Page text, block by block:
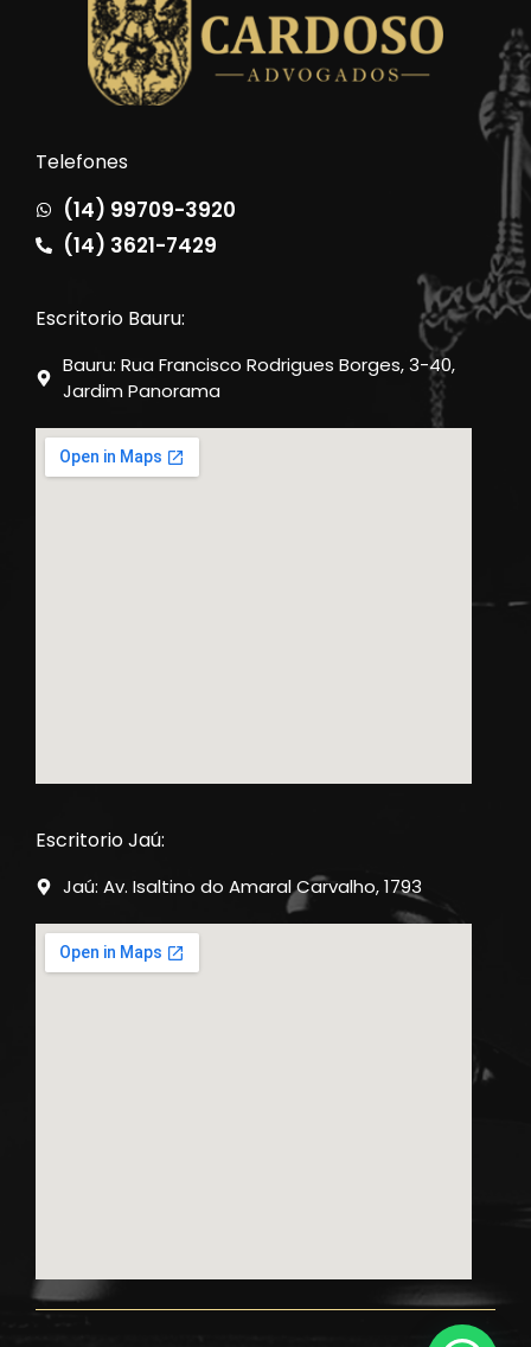
Telefones
(14) 99709-3920
(14) 3621-7429
Escritorio Bauru:
Bauru: Rua Francisco Rodrigues Borges, 3-40,
Jardim Panorama
Escritorio Jaú:
Jaú: Av. Isaltino do Amaral Carvalho, 1793